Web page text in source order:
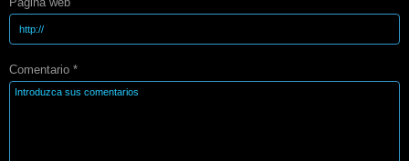
Comentario *